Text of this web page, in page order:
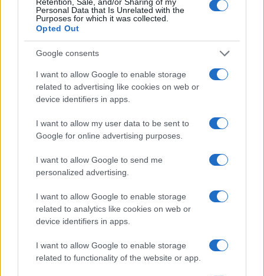
Personal Data that Is Unrelated with the
Purposes for which it was collected.
Opted Out
Google consents
I want to allow Google to enable storage
related to advertising like cookies on web or
device identifiers in apps.
I want to allow my user data to be sent to
Google for online advertising purposes.
I want to allow Google to send me
personalized advertising.
I want to allow Google to enable storage
related to analytics like cookies on web or
device identifiers in apps.
I want to allow Google to enable storage
related to functionality of the website or app.
Continua a leggere